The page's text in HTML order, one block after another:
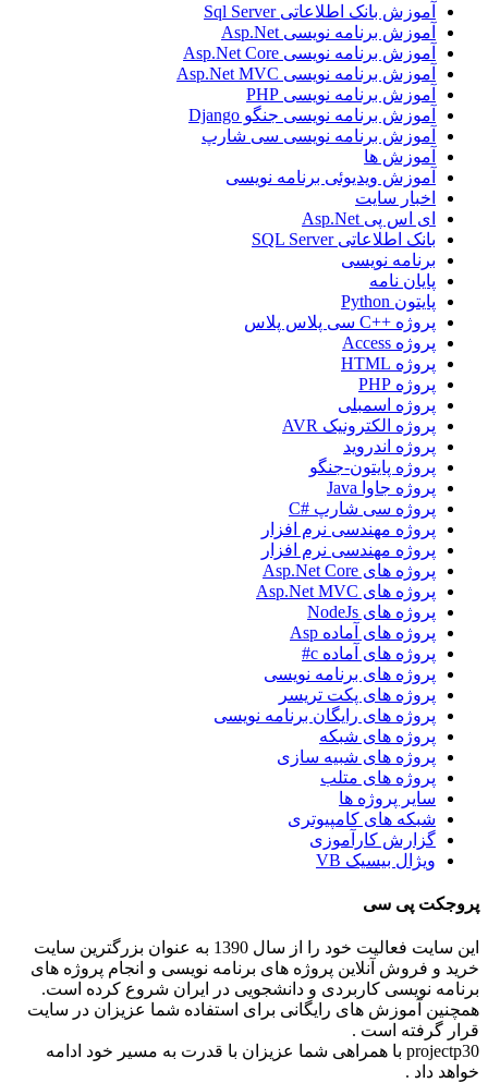
آموزش بانک اطلاعاتی Sql Server
آموزش برنامه نویسی Asp.Net
آموزش برنامه نویسی Asp.Net Core
آموزش برنامه نویسی Asp.Net MVC
آموزش برنامه نویسی PHP
آموزش برنامه نویسی جنگو Django
آموزش برنامه نویسی سی شارپ
آموزش ها
آموزش ویدیوئی برنامه نویسی
اخبار سایت
ای اس پی Asp.Net
بانک اطلاعاتی SQL Server
برنامه نویسی
پایان نامه
پایتون Python
پروژه ++C سی پلاس پلاس
پروژه Access
پروژه HTML
پروژه PHP
پروژه اسمبلی
پروژه الکترونیک AVR
پروژه اندروید
پروژه پایتون-جنگو
پروژه جاوا Java
پروژه سی شارپ #C
پروژه مهندسی نرم افزار
پروژه مهندسی نرم افزار
پروژه های Asp.Net Core
پروژه های Asp.Net MVC
پروژه های NodeJs
پروژه های آماده Asp
پروژه های آماده c#
پروژه های برنامه نویسی
پروژه های پکت تریسر
پروژه های رایگان برنامه نویسی
پروژه های شبکه
پروژه های شبیه سازی
پروژه های متلب
سایر پروژه ها
شبکه های کامپیوتری
گزارش کارآموزی
ویژال بیسیک VB
پروجکت پی سی
این سایت فعالیت خود را از سال 1390 به عنوان بزرگترین سایت
خرید و فروش آنلاین پروژه های برنامه نویسی و انجام پروژه های
برنامه نویسی کاربردی و دانشجویی در ایران شروع کرده است.
همچنین آموزش های رایگانی برای استفاده شما عزیزان در سایت
قرار گرفته است .
projectp30 با همراهی شما عزیزان با قدرت به مسیر خود ادامه
خواهد داد .